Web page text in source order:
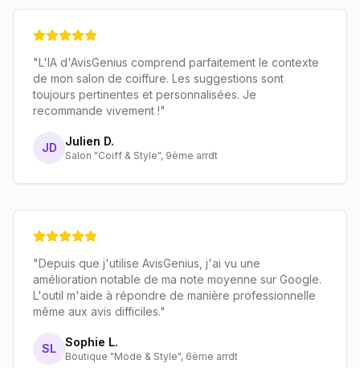
"L'IA d'AvisGenius comprend parfaitement le contexte
de mon salon de coiffure. Les suggestions sont
toujours pertinentes et personnalisées. Je
recommande vivement !"
JD Julien D.
Salon "Coiff & Style", 9ème arrdt
"Depuis que j'utilise AvisGenius, j'ai vu une
amélioration notable de ma note moyenne sur Google.
L'outil m'aide à répondre de manière professionnelle
même aux avis difficiles."
SL Sophie L.
Boutique "Mode & Style", 6ème arrdt